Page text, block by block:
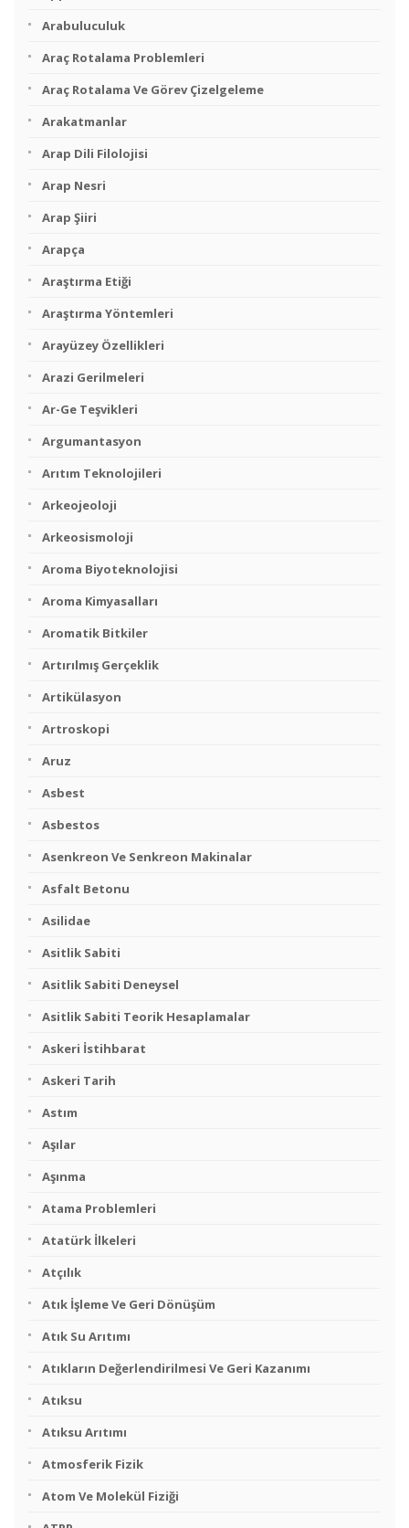
Arabuluculuk
Araç Rotalama Problemleri
Araç Rotalama Ve Görev Çizelgeleme
Arakatmanlar
Arap Dili Filolojisi
Arap Nesri
Arap Şiiri
Arapça
Araştırma Etiği
Araştırma Yöntemleri
Arayüzey Özellikleri
Arazi Gerilmeleri
Ar-Ge Teşvikleri
Argumantasyon
Arıtım Teknolojileri
Arkeojeoloji
Arkeosismoloji
Aroma Biyoteknolojisi
Aroma Kimyasalları
Aromatik Bitkiler
Artırılmış Gerçeklik
Artikülasyon
Artroskopi
Aruz
Asbest
Asbestos
Asenkreon Ve Senkreon Makinalar
Asfalt Betonu
Asilidae
Asitlik Sabiti
Asitlik Sabiti Deneysel
Asitlik Sabiti Teorik Hesaplamalar
Askeri İstihbarat
Askeri Tarih
Astım
Aşılar
Aşınma
Atama Problemleri
Atatürk İlkeleri
Atçılık
Atık İşleme Ve Geri Dönüşüm
Atık Su Arıtımı
Atıkların Değerlendirilmesi Ve Geri Kazanımı
Atıksu
Atıksu Arıtımı
Atmosferik Fizik
Atom Ve Molekül Fiziği